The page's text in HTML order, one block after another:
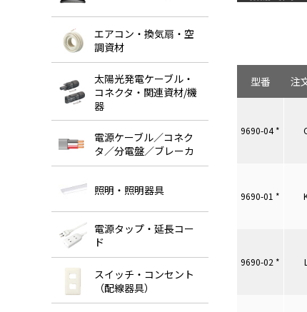
エアコン・換気扇・空
調資材
太陽光発電ケーブル・
コネクタ・関連資材/機
器
電源ケーブル／コネク
タ／分電盤／ブレーカ
照明・照明器具
電源タップ・延長コー
ド
スイッチ・コンセント
（配線器具）
型番 注
9690-04 *
9690-01 *
9690-02 *